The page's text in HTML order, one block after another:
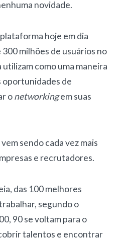
novidade.
hoje em dia
300 milhões de usuários no
como uma maneira
oportunidades de
onetworkingem suas
sendo cada vez mais
e recrutadores.
das 100 melhores
segundo o
90 se voltam para o
talentos e encontrar